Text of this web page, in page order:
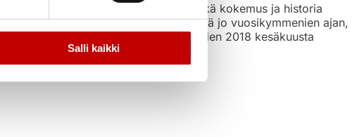
Salli kaikki
ja ikkunoiden erikoisliike, jolla on pitkä kokemus ja historia
nopean toimituksen yrityksenä jo vuosikymmenien ajan,
luotsaamana yritys on toiminut vuoden 2018 kesäkuusta